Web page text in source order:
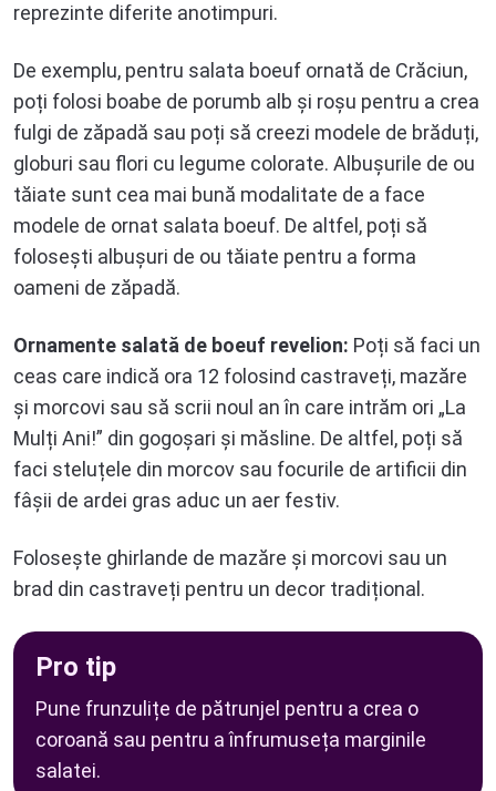
reprezinte diferite anotimpuri.
De exemplu, pentru salata boeuf ornată de Crăciun,
poți folosi boabe de porumb alb și roșu pentru a crea
fulgi de zăpadă sau poți să creezi modele de brăduți,
globuri sau flori cu legume colorate. Albușurile de ou
tăiate sunt cea mai bună modalitate de a face
modele de ornat salata boeuf. De altfel, poți să
folosești albușuri de ou tăiate pentru a forma
oameni de zăpadă.
Ornamente salată de boeuf revelion: Poți să faci un
ceas care indică ora 12 folosind castraveți, mazăre
și morcovi sau să scrii noul an în care intrăm ori „La
Mulți Ani!” din gogoșari și măsline. De altfel, poți să
faci steluțele din morcov sau focurile de artificii din
fâșii de ardei gras aduc un aer festiv.
Folosește ghirlande de mazăre și morcovi sau un
brad din castraveți pentru un decor tradițional.
Pro tip
Pune frunzulițe de pătrunjel pentru a crea o
coroană sau pentru a înfrumuseța marginile
salatei.